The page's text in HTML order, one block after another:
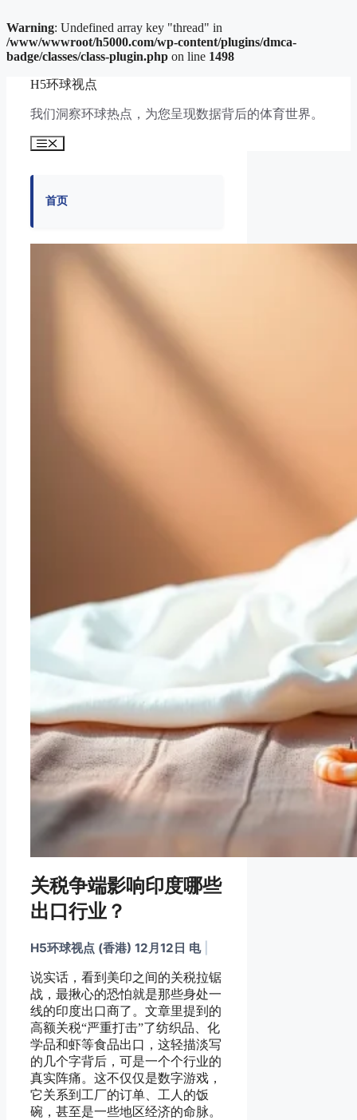
Warning: Undefined array key "thread" in
/www/wwwroot/h5000.com/wp-content/plugins/dmca-
badge/classes/class-plugin.php on line 1498
H5环球视点
我们洞察环球热点，为您呈现数据背后的体育世界。
菜
首页
关税争端影响印度哪些
出口行业？
H5环球视点 (香港) 12月12日 电
说实话，看到美印之间的关税拉锯
战，最揪心的恐怕就是那些身处一
线的印度出口商了。文章里提到的
高额关税“严重打击”了纺织品、化
学品和虾等食品出口，这轻描淡写
的几个字背后，可是一个个行业的
真实阵痛。这不仅仅是数字游戏，
它关系到工厂的订单、工人的饭
碗，甚至是一些地区经济的命脉。